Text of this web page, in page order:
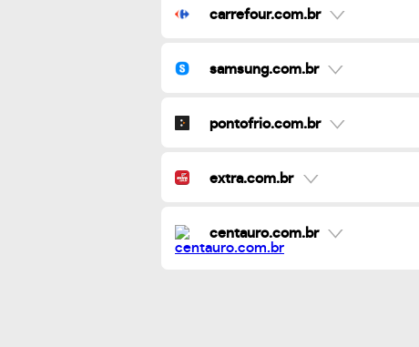
carrefour.com.br
samsung.com.br
pontofrio.com.br
extra.com.br
centauro.com.br